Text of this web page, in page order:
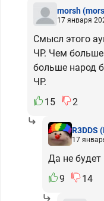
morsh
17 января
Смысл этого
ЧР. Чем больше
больше народ
ЧР.
15
2
R3DDS
17
Да не будет
9
14